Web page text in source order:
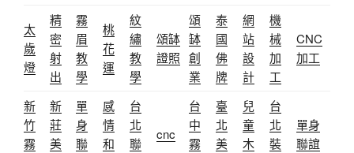
太
歲
燈
精
密
射
出
霧
眉
教
學
桃
花
運
紋
繡
教
學
頌缽
證照
頌
缽
創
業
泰
國
佛
牌
網
站
設
計
機
械
加
工
CNC
加工
新
竹
霧
新
莊
美
單
身
聯
感
情
和
台
北
聯
cnc
台
中
霧
臺
北
美
兒
童
木
台
北
裝
單身
聯誼